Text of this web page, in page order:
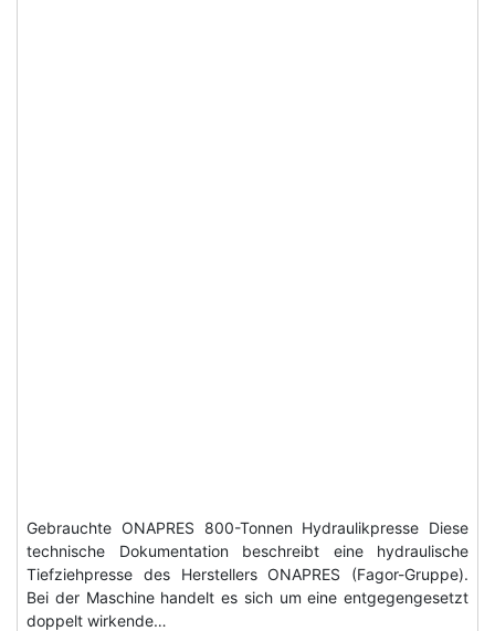
Gebrauchte ONAPRES 800-Tonnen Hydraulikpresse Diese
technische Dokumentation beschreibt eine hydraulische
Tiefziehpresse des Herstellers ONAPRES (Fagor-Gruppe).
Bei der Maschine handelt es sich um eine entgegengesetzt
doppelt wirkende…